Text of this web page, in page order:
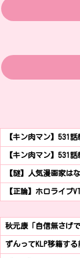
【キン肉マン】531
【キン肉マン】531
【謎】人気漫画家は
【正論】ホロライブ
秋元康「自信無さげ
ずんってKLP移籍す